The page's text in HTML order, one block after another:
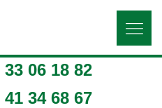
33 06 18 82
41 34 68 67